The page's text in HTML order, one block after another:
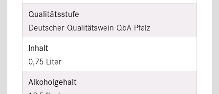
Qualitätsstufe
Deutscher Qualitätswein QbA Pfalz
Inhalt
0,75 Liter
Alkoholgehalt